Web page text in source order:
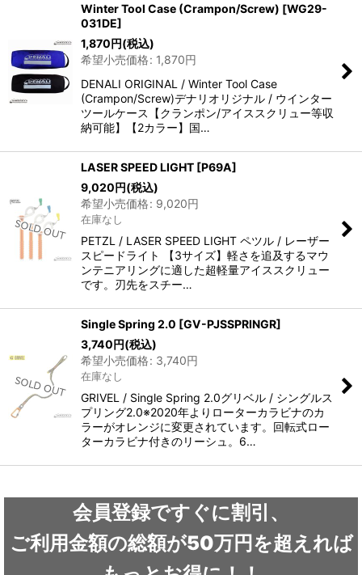
Winter Tool Case (Crampon/Screw) [WG29-
031DE]
1,870円(税込)
希望小売価格: 1,870円
DENALI ORIGINAL / Winter Tool Case
(Crampon/Screw)デナリオリジナル / ウインター
ツールケース【クランポン/アイススクリュー等収
納可能】【2カラー】国…
LASER SPEED LIGHT [P69A]
9,020円(税込)
希望小売価格: 9,020円
在庫なし
PETZL / LASER SPEED LIGHT ペツル / レーザー
スピードライト 【3サイズ】軽さを追及するマウ
ンテニアリングに適した超軽量アイススクリュー
です。刃先をスチー…
Single Spring 2.0 [GV-PJSSPRINGR]
3,740円(税込)
希望小売価格: 3,740円
在庫なし
GRIVEL / Single Spring 2.0グリベル / シングルス
プリング2.0※2020年よりローターカラビナのカ
ラーがオレンジに変更されています。回転式ロー
ターカラビナ付きのリーシュ。6…
会員登録ですぐに割引、
ご利用金額の総額が50万円を超えれば